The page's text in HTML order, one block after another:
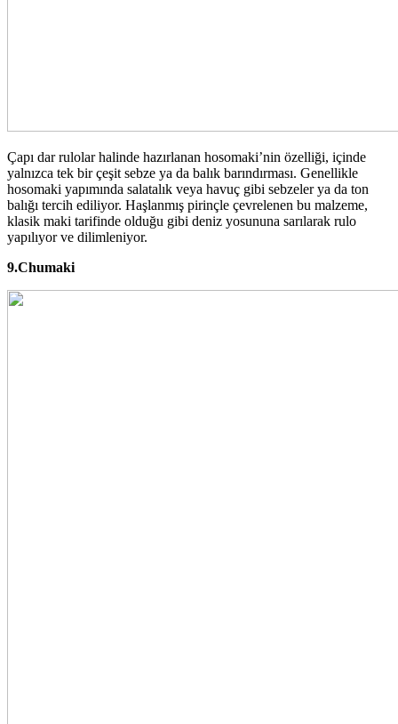
Çapı dar rulolar halinde hazırlanan hosomaki’nin özelliği, içinde
yalnızca tek bir çeşit sebze ya da balık barındırması. Genellikle
hosomaki yapımında salatalık veya havuç gibi sebzeler ya da ton
balığı tercih ediliyor. Haşlanmış pirinçle çevrelenen bu malzeme,
klasik maki tarifinde olduğu gibi deniz yosununa sarılarak rulo
yapılıyor ve dilimleniyor.
9.Chumaki